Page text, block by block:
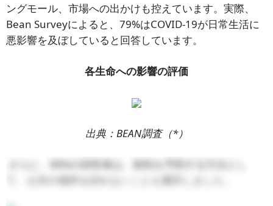
ングモール、市場への出かけも控えています。実際、
Bean Surveyによると、79%はCOVID-19が日常生活に
悪影響を及ぼしていると回答しています。
各生命への影響の評価
出典：BEAN調査（*）
さらに、88%の回答者は、病気を予防する方法とし
て、公共の場所を訪れないことも選択しました。